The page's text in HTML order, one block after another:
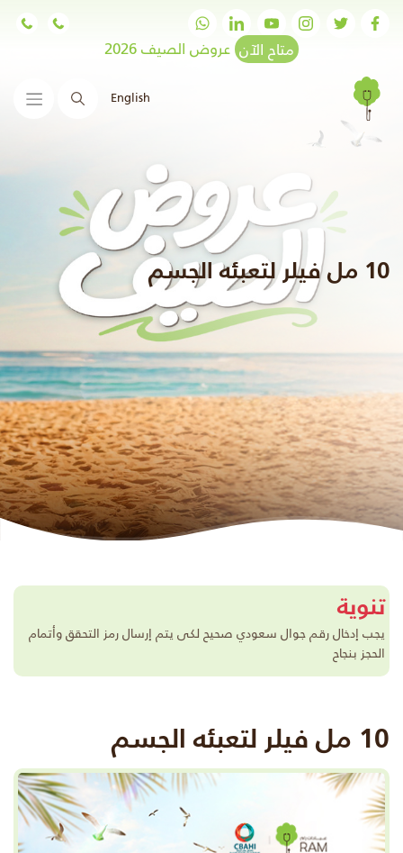
متاح الآن عروض الصيف 2026
English البحث
10 مل فيلر لتعبئه الجسم
تنوية
يجب إدخال رقم جوال سعودي صحيح لكى يتم إرسال رمز التحقق وأتمام
الحجز بنجاح
10 مل فيلر لتعبئه الجسم